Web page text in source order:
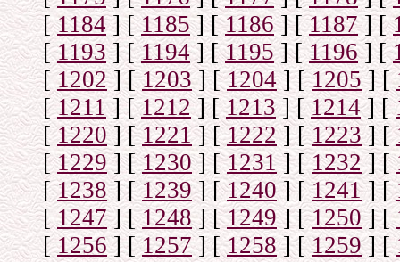
[1184] [1185] [1186] [1187] [
[1193] [1194] [1195] [1196] [
[1202] [1203] [1204] [1205] [
[1211] [1212] [1213] [1214] [
[1220] [1221] [1222] [1223] [
[1229] [1230] [1231] [1232] [
[1238] [1239] [1240] [1241] [
[1247] [1248] [1249] [1250] [
[1256] [1257] [1258] [1259] [